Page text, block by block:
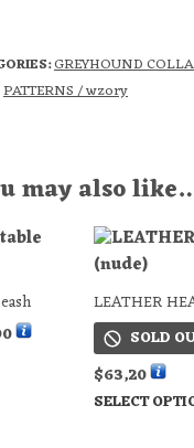
GREYHOUND
PATTERNS / wzory
may also
LEATHER
SOLD
$63,20
SELECT